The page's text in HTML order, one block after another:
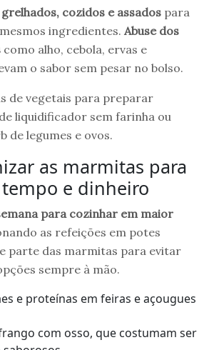
cozidos e assados para
ingredientes. Abuse dos
como alho, cebola, ervas e
o sabor sem pesar no bolso.
de vegetais para preparar
liquidificador sem farinha ou
de legumes e ovos.
as marmitas para
e dinheiro
para cozinhar em maior
as refeições em potes
parte das marmitas para evitar
sempre à mão.
e proteínas em feiras e açougues
com osso, que costumam ser